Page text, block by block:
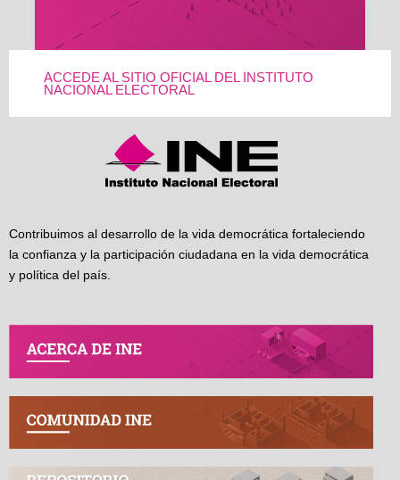
ACCEDE AL SITIO OFICIAL DEL INSTITUTO
NACIONAL ELECTORAL
Contribuimos al desarrollo de la vida democrática fortaleciendo
la confianza y la participación ciudadana en la vida democrática
y política del país.